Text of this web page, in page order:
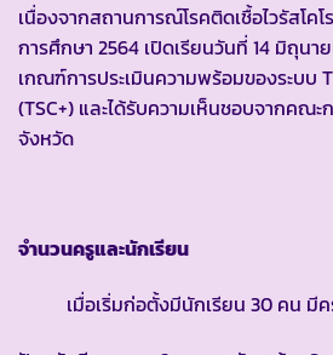
เนื่องจากสถานการณ์โรคติดเชื้อไวรัสโคโ
การศึกษา 2564 เปิดเรียนวันที่ 14 มิถุนา
เกณฑ์การประเมินความพร้อมของระบบ
(TSC+) และได้รับความเห็นชอบจากคณ
จังหวัด
จำนวนครูและนักเรียน
เมื่อเริ่มก่อตั้งมีนักเรียน 30 คน มีค